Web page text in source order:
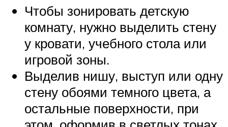
Чтобы зонировать детскую
комнату, нужно выделить стену
у кровати, учебного стола или
игровой зоны.
Выделив нишу, выступ или одну
стену обоями темного цвета, а
остальные поверхности, при